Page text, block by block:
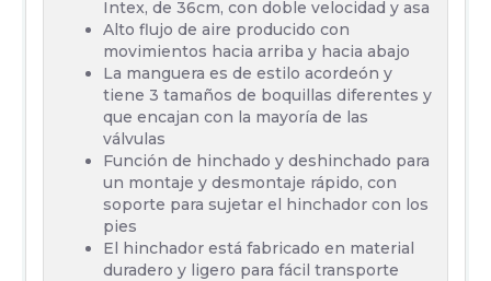
Intex, de 36cm, con doble velocidad y asa
Alto flujo de aire producido con
movimientos hacia arriba y hacia abajo
La manguera es de estilo acordeón y
tiene 3 tamaños de boquillas diferentes y
que encajan con la mayoría de las
válvulas
Función de hinchado y deshinchado para
un montaje y desmontaje rápido, con
soporte para sujetar el hinchador con los
pies
El hinchador está fabricado en material
duradero y ligero para fácil transporte